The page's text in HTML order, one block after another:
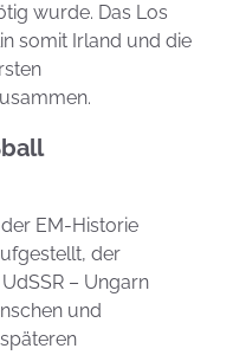
wurde. Das Los
somit Irland und die
EM-Historie
der
– Ungarn
und